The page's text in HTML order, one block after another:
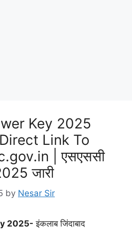
Key 2025
Link To
| एसएससी
जारी
by Nesar Sir
2025- इंकलाब जिंदाबाद